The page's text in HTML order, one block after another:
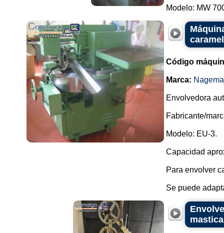
Modelo: MW
Código
Marca: Nagema
Envolvedora
Fabricante/
Modelo: EU-3.
Capacidad
Para envolver
Se puede